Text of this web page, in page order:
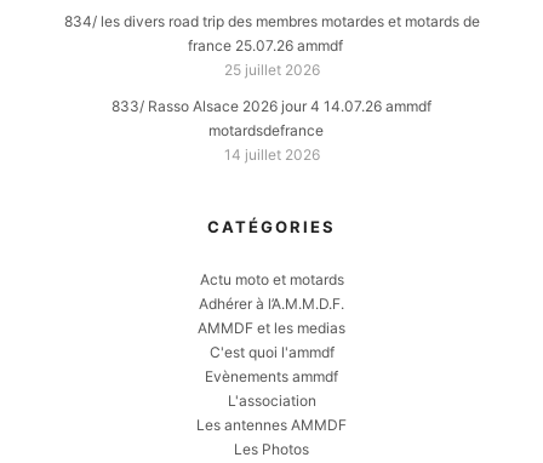
834/ les divers road trip des membres motardes et motards de
france 25.07.26 ammdf
25 juillet 2026
833/ Rasso Alsace 2026 jour 4 14.07.26 ammdf
motardsdefrance
14 juillet 2026
CATÉGORIES
Actu moto et motards
Adhérer à l’A.M.M.D.F.
AMMDF et les medias
C'est quoi l'ammdf
Evènements ammdf
L'association
Les antennes AMMDF
Les Photos